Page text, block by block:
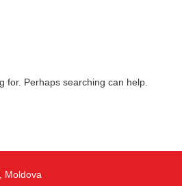
for. Perhaps searching can help.
Moldova